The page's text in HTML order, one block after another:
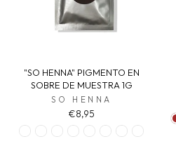
"SO HENNA" PIGMENTO EN
SOBRE DE MUESTRA 1G
SO HENNA
€8,95